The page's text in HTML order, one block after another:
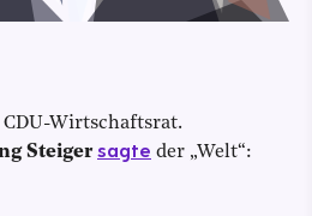
Wirtschaftsrat.
Steiger sagte der „Welt“: